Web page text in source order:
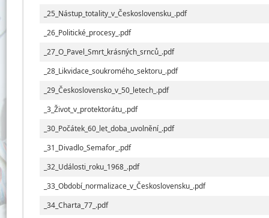
_25_Nástup_totality_v_Československu_.pdf
_26_Politické_procesy_.pdf
_27_O_Pavel_Smrt_krásných_srnců_.pdf
_28_Likvidace_soukromého_sektoru_.pdf
_29_Československo_v_50_letech_.pdf
_3_Život_v_protektorátu_.pdf
_30_Počátek_60_let_doba_uvolnění_.pdf
_31_Divadlo_Semafor_.pdf
_32_Události_roku_1968_.pdf
_33_Období_normalizace_v_Československu_.pdf
_34_Charta_77_.pdf